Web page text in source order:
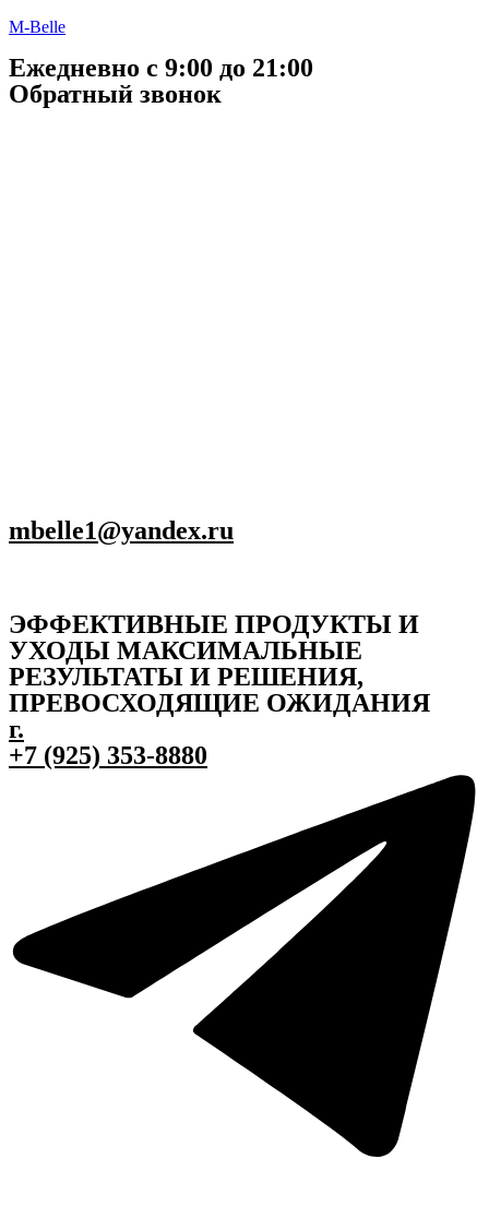
M-Belle
Ежедневно с 9:00 до 21:00
Обратный звонок
mbelle1@yandex.ru
ЭФФЕКТИВНЫЕ ПРОДУКТЫ И
УХОДЫ МАКСИМАЛЬНЫЕ
РЕЗУЛЬТАТЫ И РЕШЕНИЯ,
ПРЕВОСХОДЯЩИЕ ОЖИДАНИЯ
г.
+7 (925) 353-8880